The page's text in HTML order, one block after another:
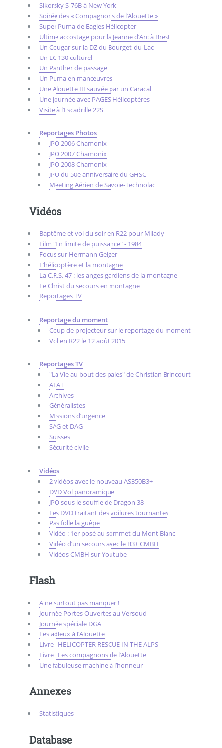
Sikorsky S-76B à New York
Soirée des « Compagnons de l’Alouette »
Super Puma de Eagles Hélicopter
Ultime accostage pour la Jeanne d’Arc à Brest
Un Cougar sur la DZ du Bourget-du-Lac
Un EC 130 culturel
Un Panther de passage
Un Puma en manœuvres
Une Alouette III sauvée par un Caracal
Une journée avec PAGES Hélicoptères
Visite à l’Escadrille 22S
Reportages Photos
JPO 2006 Chamonix
JPO 2007 Chamonix
JPO 2008 Chamonix
JPO du 50e anniversaire du GHSC
Meeting Aérien de Savoie-Technolac
Vidéos
Baptême et vol du soir en R22 pour Milady
Film "En limite de puissance" - 1984
Focus sur Hermann Geiger
L’hélicoptère et la montagne
La C.R.S. 47 : les anges gardiens de la montagne
Le Christ du secours en montagne
Reportages TV
Reportage du moment
Coup de projecteur sur le reportage du moment
Vol en R22 le 12 août 2015
Reportages TV
"La Vie au bout des pales" de Christian Brincourt
ALAT
Archives
Généralistes
Missions d’urgence
SAG et DAG
Suisses
Sécurité civile
Vidéos
2 vidéos avec le nouveau AS350B3+
DVD Vol panoramique
JPO sous le souffle de Dragon 38
Les DVD traitant des voilures tournantes
Pas folle la guêpe
Vidéo : 1er posé au sommet du Mont Blanc
Vidéo d’un secours avec le B3+ CMBH
Vidéos CMBH sur Youtube
Flash
A ne surtout pas manquer !
Journée Portes Ouvertes au Versoud
Journée spéciale DGA
Les adieux à l’Alouette
Livre : HELICOPTER RESCUE IN THE ALPS
Livre : Les compagnons de l’Alouette
Une fabuleuse machine à l’honneur
Annexes
Statistiques
Database